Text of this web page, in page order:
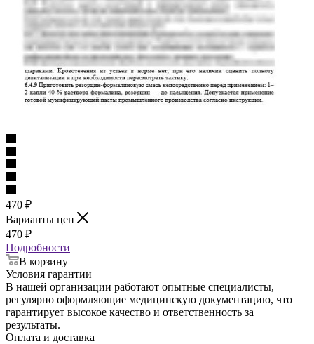
470 ₽
Варианты цен
470 ₽
Подробности
В корзину
Условия гарантии
В нашей организации работают опытные специалисты,
регулярно оформляющие медицинскую документацию, что
гарантирует высокое качество и ответственность за
результаты.
Оплата и доставка